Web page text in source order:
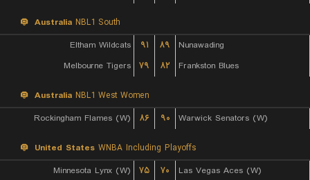
Australia NBL1 South
Eltham Wildcats
۹۱ ۸۹
Nunawading
Melbourne Tigers
۷۹ ۸۲ Frankston Blues
Australia NBL1 West Women
Rockingham Flames (W)
۸۶ ۹۰ Warwick Senators (W)
United States WNBA Including Playoffs
Minnesota Lynx (W)
۷۵ ۷۰
Las Vegas Aces (W)